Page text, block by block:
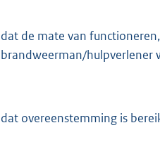
dat de mate van
brandweerman/hulpverlener
dat overeenstemming is